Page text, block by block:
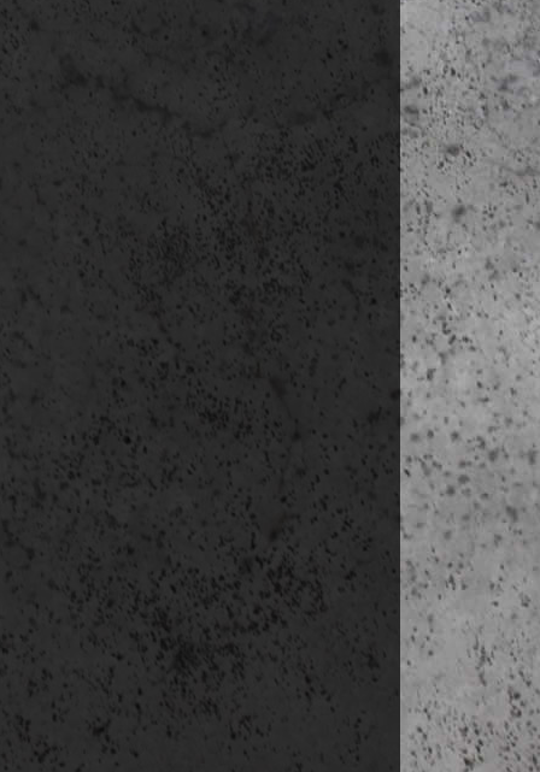
A
keresztül
A
Twitter, stb.
A közösségi
bemutatók,
A
A fentieknek
felhasználó
Az
Az
Az
Az
szerint.
Az
Az
Az
Az
Fontos
személyes
Ezért
felhasználó
Közösségi
Youtube:
videó
Az
e-mail
A